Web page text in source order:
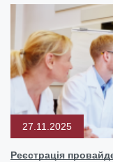
27.11.2025
Реєстрація